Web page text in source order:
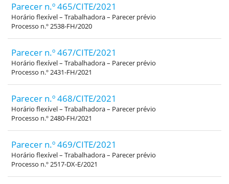
Parecer n.º 465/CITE/2021
Horário flexível – Trabalhadora – Parecer prévio
Processo n.º 2538-FH/2020
Parecer n.º 467/CITE/2021
Horário flexível – Trabalhadora – Parecer prévio
Processo n.º 2431-FH/2021
Parecer n.º 468/CITE/2021
Horário flexível – Trabalhadora – Parecer prévio
Processo n.º 2480-FH/2021
Parecer n.º 469/CITE/2021
Horário flexível – Trabalhadora – Parecer prévio
Processo n.º 2517-DX-E/2021